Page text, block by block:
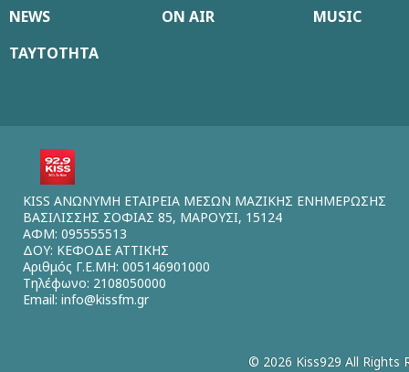
NEWS ON AIR
MUSIC
ΤΑΥΤΟΤΗΤΑ
KISS ΑΝΩΝΥΜΗ ΕΤΑΙΡΕΙΑ ΜΕΣΩΝ ΜΑΖΙΚΗΣ ΕΝΗΜΕΡΩΣΗΣ
ΒΑΣΙΛΙΣΣΗΣ ΣΟΦΙΑΣ 85, ΜΑΡΟΥΣΙ, 15124
ΑΦΜ: 095555513
ΔΟΥ: ΚΕΦΟΔΕ ΑΤΤΙΚΗΣ
Αριθμός Γ.Ε.ΜΗ: 005146901000
Τηλέφωνο: 2108050000
Email: info@kissfm.gr
© 2026 Kiss929 All Rights